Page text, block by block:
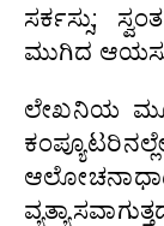
ಸರ್ಕಸ್ಸು;
ಮುಗಿದ
ಲೇಖನಿಯ